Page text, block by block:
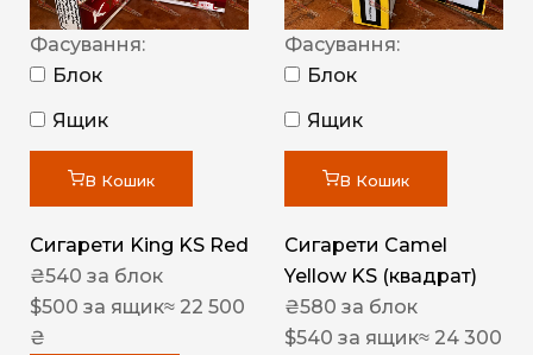
Фасування:
Блок
Ящик
В Кошик
Сигарети King KS Red
₴540 за блок
$500 за ящик≈ 22 500
₴
Фасування:
Блок
Ящик
В Кошик
Сигарети Camel
Yellow KS (квадрат)
₴580 за блок
$540 за ящик≈ 24 300